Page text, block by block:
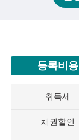
등록비용
취득세
채권할인